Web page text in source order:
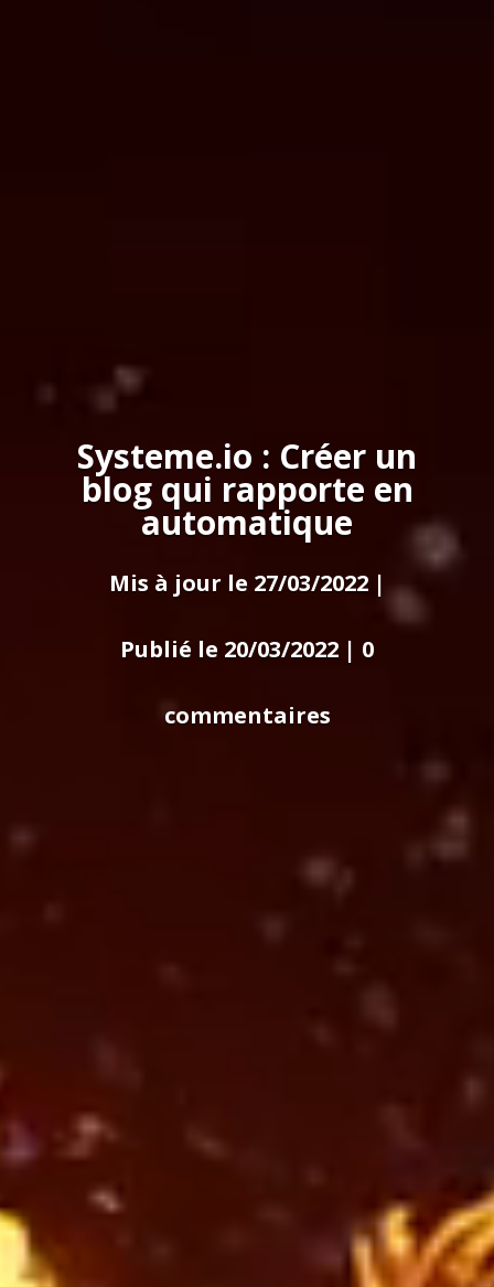
Systeme.io : Créer un
blog qui rapporte en
automatique
Mis à jour le 27/03/2022 |
Publié le 20/03/2022 | 0
commentaires